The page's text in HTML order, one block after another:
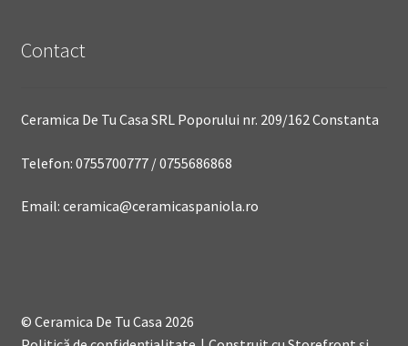
Contact
Ceramica De Tu Casa SRL Poporului nr. 209/162 Constanta
Telefon: 0755700777 / 0755686868
Email: ceramica@ceramicaspaniola.ro
© Ceramica De Tu Casa 2026